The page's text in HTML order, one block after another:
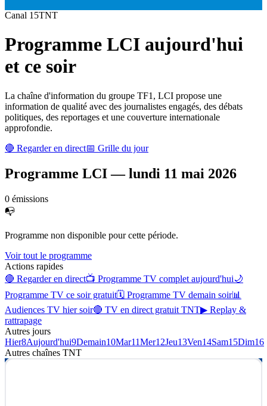
Canal 15TNT
Programme LCI aujourd'hui
et ce soir
La chaîne d'information du groupe TF1, LCI propose une
information de qualité avec des journalistes engagés, des débats
politiques, des reportages et une couverture internationale
approfondie.
🔴 Regarder en direct📅 Grille du jour
Programme LCI—lundi 11 mai 2026
0 émissions
📭
Programme non disponible pour cette période.
Voir tout le programme
Actions rapides
🔴 Regarder en direct📺 Programme TV complet aujourd'hui🌙
Programme TV ce soir gratuit🗓 Programme TV demain soir📊
Audiences TV hier soir🔴 TV en direct gratuit TNT▶ Replay &
rattrapage
Autres jours
Hier8Aujourd'hui9Demain10Mar11Mer12Jeu13Ven14Sam15Dim16
Autres chaînes TNT